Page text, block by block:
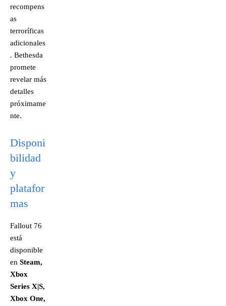
recompens
as
terroríficas
adicionales
. Bethesda
promete
revelar más
detalles
próximame
nte.
Disponi
bilidad
y
platafor
mas
Fallout 76
está
disponible
en Steam,
Xbox
Series X|S,
Xbox One,